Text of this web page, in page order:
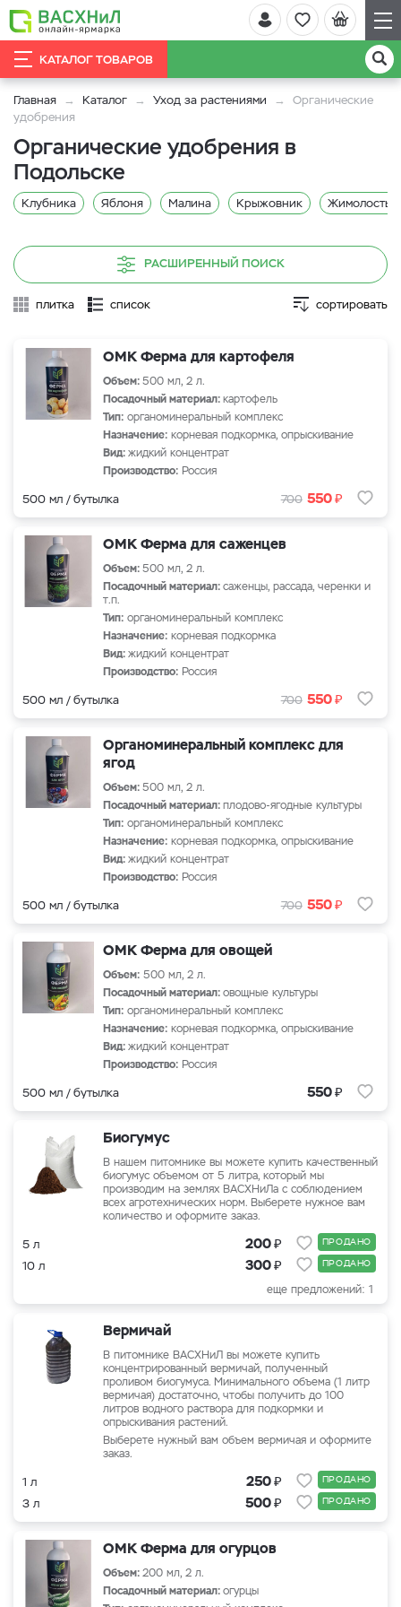
КАТАЛОГ ТОВАРОВ
Главная Каталог Уход за растениями
Органические
удобрения
Органические удобрения в
Подольске
Клубника Яблоня Малина Крыжовник Жимолость
РАСШИРЕННЫЙ ПОИСК
плитка список сортировать
ОМК Ферма для картофеля
Объем:500 мл, 2 л.
Посадочный материал:картофель
Тип: органоминеральный комплекс
Назначение: корневая подкормка, опрыскивание
Вид:жидкий концентрат
Производство: Россия
500 мл / бутылка 700 550₽
ОМК Ферма для саженцев
Объем:500 мл, 2 л.
Посадочный материал:саженцы, рассада, черенки и
т.п.
Тип: органоминеральный комплекс
Назначение: корневая подкормка
Вид:жидкий концентрат
Производство: Россия
500 мл / бутылка 700 550₽
Органоминеральный комплекс для
ягод
Объем:500 мл, 2 л.
Посадочный материал:плодово-ягодные культуры
Тип: органоминеральный комплекс
Назначение: корневая подкормка, опрыскивание
Вид:жидкий концентрат
Производство: Россия
500 мл / бутылка 700 550₽
ОМК Ферма для овощей
Объем: 500 мл, 2 л.
Посадочный материал:овощные культуры
Тип: органоминеральный комплекс
Назначение: корневая подкормка, опрыскивание
Вид:жидкий концентрат
Производство: Россия
500 мл / бутылка 550₽
Биогумус
В нашем питомнике вы можете купить качественный
биогумус объемом от 5 литра, который мы
производим на землях ВАСХНиЛа с соблюдением
всех агротехнических норм. Выберете нужное вам
количество и оформите заказ.
5 л 200₽ ПРОДАНО
10 л 300₽ ПРОДАНО
еще предложений: 1
Вермичай
В питомнике ВАСХНиЛ вы можете купить
концентрированный вермичай, полученный
проливом биогумуса. Минимального объема (1 литр
вермичая) достаточно, чтобы получить до 100
литров водного раствора для подкормки и
опрыскивания растений.
Выберете нужный вам объем вермичая и оформите
заказ.
1 л 250₽ ПРОДАНО
3 л 500₽ ПРОДАНО
ОМК Ферма для огурцов
Объем:200 мл, 2 л.
Посадочный материал:огурцы